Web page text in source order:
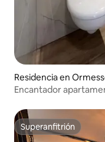
Residencia en
Encantador
Superanfitrión
Superanfitrión